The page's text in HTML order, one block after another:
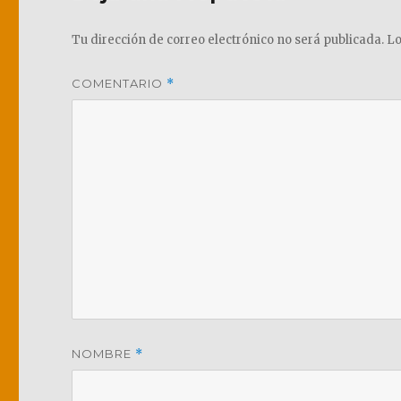
Tu dirección de correo electrónico no será publicada.
COMENTARIO *
NOMBRE *